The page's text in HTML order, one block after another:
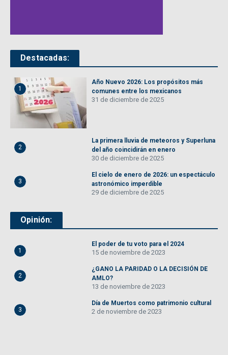
Destacadas:
1
Año Nuevo 2026: Los propósitos más
comunes entre los mexicanos
31 de diciembre de 2025
2
La primera lluvia de meteoros y Superluna
del año coincidirán en enero
30 de diciembre de 2025
3
El cielo de enero de 2026: un espectáculo
astronómico imperdible
29 de diciembre de 2025
Opinión:
1
El poder de tu voto para el 2024
15 de noviembre de 2023
2
¿GANO LA PARIDAD O LA DECISIÓN DE
AMLO?
13 de noviembre de 2023
3
Día de Muertos como patrimonio cultural
2 de noviembre de 2023